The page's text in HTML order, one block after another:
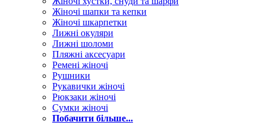
Жіночі шапки та кепки
Жіночі шкарпетки
Лижні окуляри
Лижні шоломи
Пляжні аксесуари
Ремені жіночі
Рушники
Рукавички жіночі
Рюкзаки жіночі
Сумки жіночі
Побачити більше...